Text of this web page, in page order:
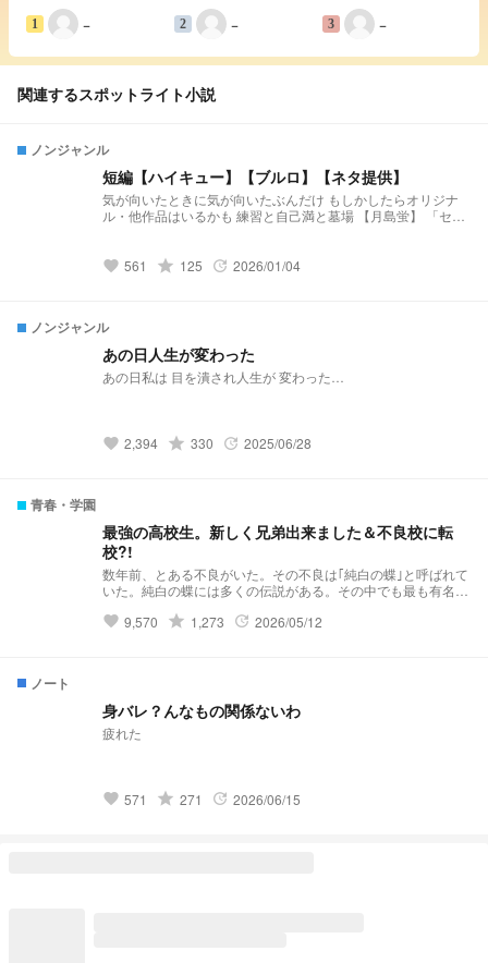
1 − 2 − 3 −
関連するスポットライト小説
ノンジャンル
短編【ハイキュー】【ブルロ】【ネタ提供】
気が向いたときに気が向いたぶんだけ もしかしたらオリジナ
ル・他作品はいるかも 練習と自己満と墓場 【月島蛍】 「セレ
治】 「先輩、まだ独り身なんすか？(笑)」 小説になりました↓
【白布】 「浮いてた彼女が”浮いて”いた」 小説になりました↓
↓ ↓ https://novel.prcm.jp/novel/wm18GhLSixpJNbKeARoK
【宮侑】(角名) 「ちみけも買ったら男子高校生拾った話」 小説
になりました↓ ↓ ↓
favorite 561 grade 125 update 2026/01/04
ノンジャンル
あの日人生が変わった
あの日私は 目を潰され人生が 変わった…
favorite 2,394 grade 330 update 2025/06/28
青春・学園
最強の高校生。新しく兄弟出来ました＆不良校に転
校?!
数年前、とある不良がいた。その不良は｢純白の蝶｣と呼ばれて
いた。純白の蝶には多くの伝説がある。その中でも最も有名な
良グループを1人で潰したという伝説だ。 そんな伝説を持って
子。
favorite 9,570 grade 1,273 update 2026/05/12
ノート
身バレ？んなもの関係ないわ
疲れた
favorite 571 grade 271 update 2026/06/15